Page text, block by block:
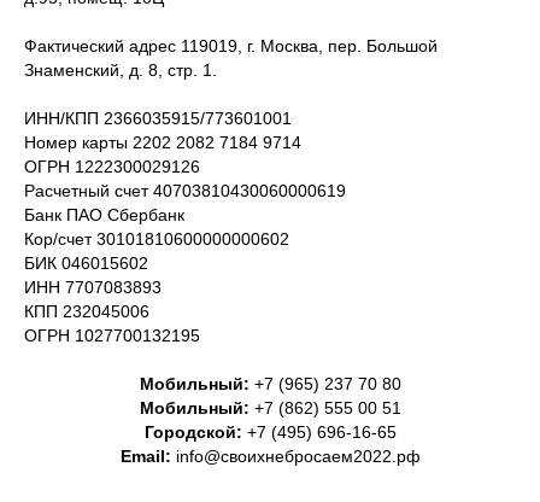
Фактический адрес 119019, г. Москва, пер. Большой
Знаменский, д. 8, стр. 1.
ИНН/КПП 2366035915/773601001
Номер карты 2202 2082 7184 9714
ОГРН 1222300029126
Расчетный счет 40703810430060000619
Банк ПАО Сбербанк
Кор/счет 30101810600000000602
БИК 046015602
ИНН 7707083893
КПП 232045006
ОГРН 1027700132195
Мобильный: +7 (965) 237 70 80
Мобильный: +7 (862) 555 00 51
Городской: +7 (495) 696-16-65
Email: info@своихнебросаем2022.рф